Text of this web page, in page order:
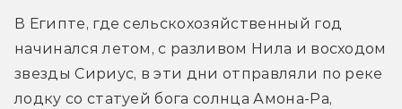
В Египте, где сельскохозяйственный год
начинался летом, с разливом Нила и восходом
звезды Сириус, в эти дни отправляли по реке
лодку со статуей бога солнца Амона-Ра,